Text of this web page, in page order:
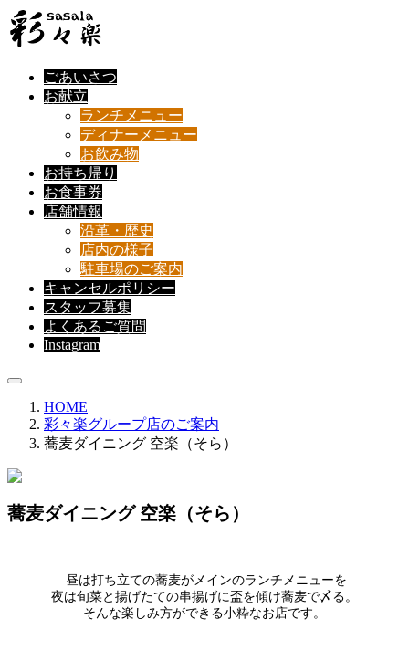
ごあいさつ
お献立
ランチメニュー
ディナーメニュー
お飲み物
お持ち帰り
お食事券
店舗情報
沿革・歴史
店内の様子
駐車場のご案内
キャンセルポリシー
スタッフ募集
よくあるご質問
Instagram
HOME
彩々楽グループ店のご案内
蕎麦ダイニング 空楽（そら）
蕎麦ダイニング 空楽（そら）
昼は打ち立ての蕎麦がメインのランチメニューを
夜は旬菜と揚げたての串揚げに盃を傾け蕎麦で〆る。
そんな楽しみ方ができる小粋なお店です。